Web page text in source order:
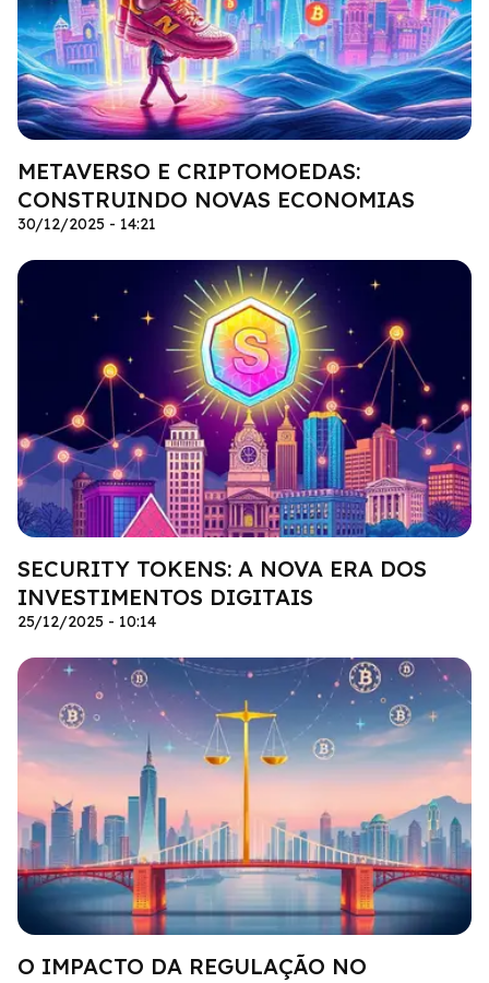
METAVERSO E CRIPTOMOEDAS:
CONSTRUINDO NOVAS ECONOMIAS
30/12/2025 - 14:21
SECURITY TOKENS: A NOVA ERA DOS
INVESTIMENTOS DIGITAIS
25/12/2025 - 10:14
O IMPACTO DA REGULAÇÃO NO